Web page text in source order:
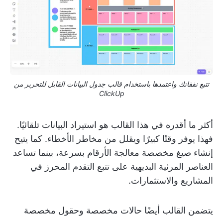
تتبع نفقاتك واعتمدها باستخدام قالب جدول البيانات القابل للتحرير من
ClickUp
أكثر ما أقدره في هذا القالب هو استيراد البيانات تلقائيًا.
فهذا يوفر وقتًا كبيرًا ويقلل من مخاطر الأخطاء. كما يتيح
إنشاء صيغ مخصصة معالجة الأرقام بسرعة، بينما تساعد
العناصر المرئية البديهية على تتبع التقدم المحرز في
المشاريع والاستثمارات.
يتضمن القالب أيضًا حالات مخصصة وحقول مخصصة